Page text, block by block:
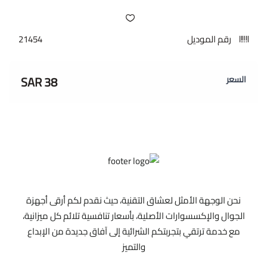
رقم الموديل 21454
السعر 38 SAR
نحن الوجهة الأمثل لعشاق التقنية، حيث نقدم لكم أرقى أجهزة
الجوال والإكسسوارات الأصلية، بأسعار تنافسية تلائم كل ميزانية،
مع خدمة ترتقي بتجربتكم الشرائية إلى آفاق جديدة من الإبداع
والتميز